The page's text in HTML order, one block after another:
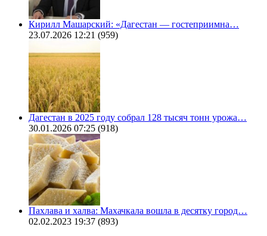
Кирилл Машарский: «Дагестан — гостеприимна…
23.07.2026 12:21 (959)
Дагестан в 2025 году собрал 128 тысяч тонн урожа…
30.01.2026 07:25 (918)
Пахлава и халва: Махачкала вошла в десятку город…
02.02.2023 19:37 (893)